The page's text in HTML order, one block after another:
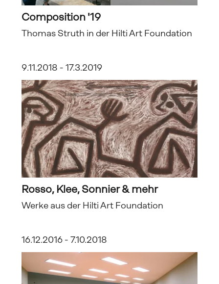
Composition '19
Thomas Struth in der Hilti Art Foundation
9.11.2018 - 17.3.2019
Rosso, Klee, Sonnier & mehr
Werke aus der Hilti Art Foundation
16.12.2016 - 7.10.2018